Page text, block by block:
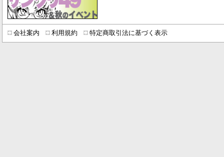
会社案内 利用規約 特定商取引法に基づく表示